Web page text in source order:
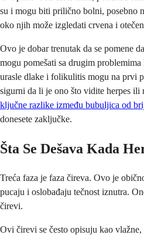
su i mogu biti prilično bolni, posebno
oko njih može izgledati crvena i
Ovo je dobar trenutak da se pomene
mogu pomešati sa drugim
urasle dlake i folikulitis mogu na prvi
sigurni da li je ono što vidite herpes ili
ključne razlike između bubuljica od
donesete zaključke.
Šta Se Dešava Kada
Treća faza je faza čireva. Ovo je
pucaju i oslobađaju tečnost iznutra.
čirevi.
Ovi čirevi se često opisuju kao